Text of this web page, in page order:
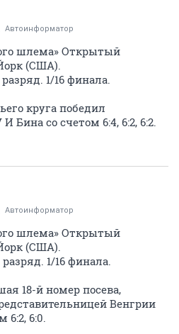
Автоинформатор
шлема» Открытый
(США).
1/16 финала.
круга победил
Бина со счетом 6:4, 6:2, 6:2.
Автоинформатор
шлема» Открытый
(США).
1/16 финала.
18-й номер посева,
Венгрии
6:2, 6:0.